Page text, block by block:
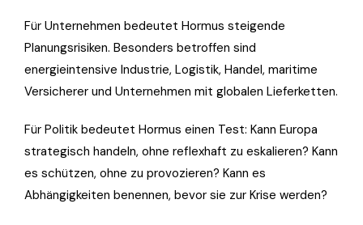
Für Unternehmen bedeutet Hormus steigende
Planungsrisiken. Besonders betroffen sind
energieintensive Industrie, Logistik, Handel, maritime
Versicherer und Unternehmen mit globalen Lieferketten.
Für Politik bedeutet Hormus einen Test: Kann Europa
strategisch handeln, ohne reflexhaft zu eskalieren? Kann
es schützen, ohne zu provozieren? Kann es
Abhängigkeiten benennen, bevor sie zur Krise werden?